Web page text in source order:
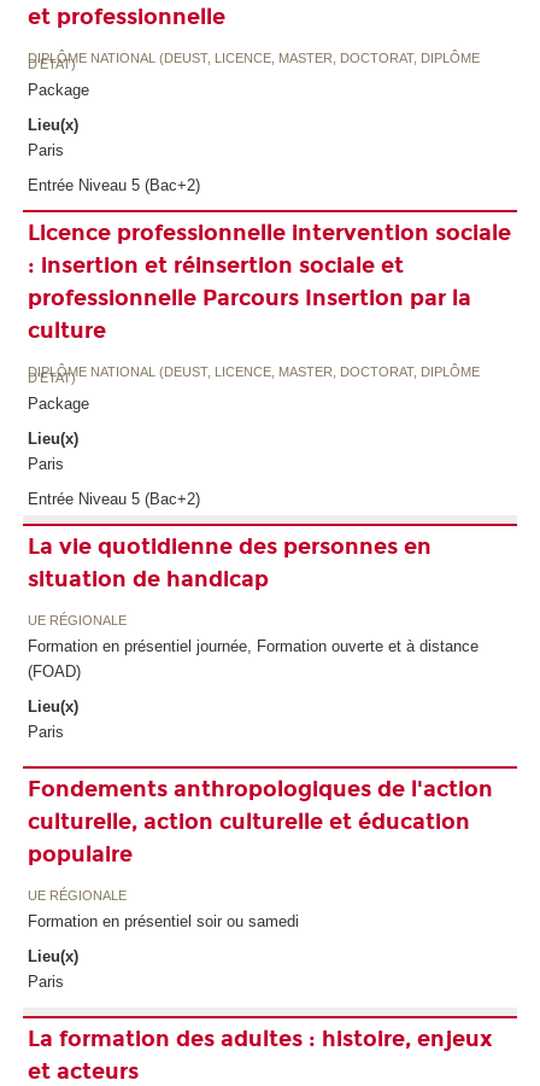
et professionnelle
DIPLÔME NATIONAL (DEUST, LICENCE, MASTER, DOCTORAT, DIPLÔME
D'ETAT)
Package
Lieu(x)
Paris
Entrée Niveau 5 (Bac+2)
Licence professionnelle intervention sociale
: insertion et réinsertion sociale et
professionnelle Parcours Insertion par la
culture
DIPLÔME NATIONAL (DEUST, LICENCE, MASTER, DOCTORAT, DIPLÔME
D'ETAT)
Package
Lieu(x)
Paris
Entrée Niveau 5 (Bac+2)
La vie quotidienne des personnes en
situation de handicap
UE RÉGIONALE
Formation en présentiel journée, Formation ouverte et à distance
(FOAD)
Lieu(x)
Paris
Fondements anthropologiques de l'action
culturelle, action culturelle et éducation
populaire
UE RÉGIONALE
Formation en présentiel soir ou samedi
Lieu(x)
Paris
La formation des adultes : histoire, enjeux
et acteurs